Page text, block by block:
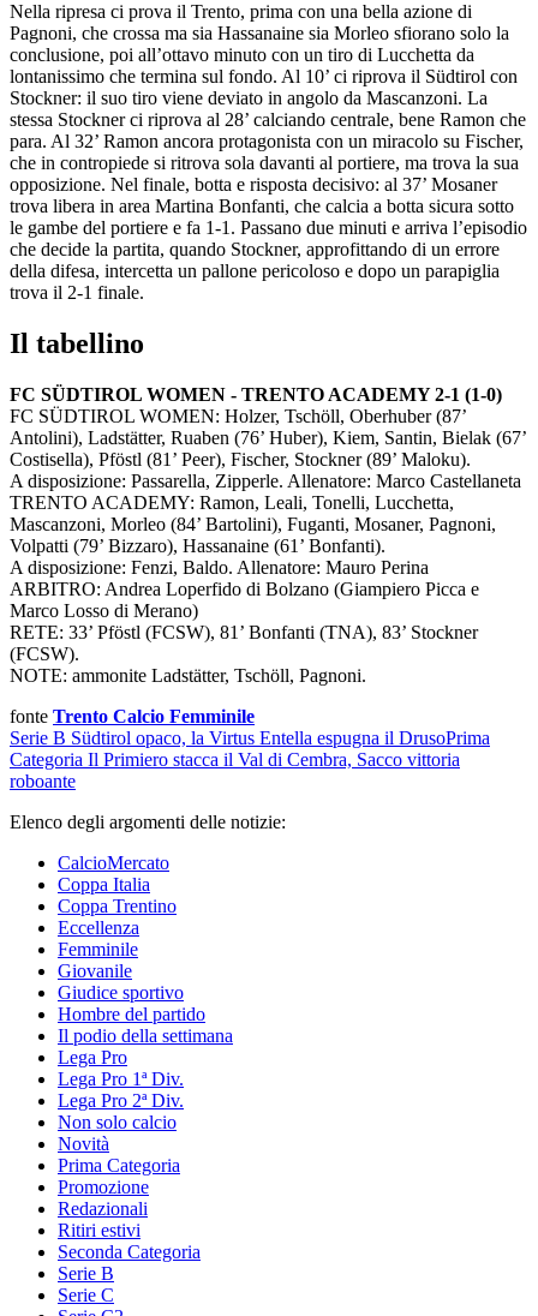
Nella ripresa ci prova il Trento, prima con una bella azione di
Pagnoni, che crossa ma sia Hassanaine sia Morleo sfiorano solo la
conclusione, poi all’ottavo minuto con un tiro di Lucchetta da
lontanissimo che termina sul fondo. Al 10’ ci riprova il Südtirol con
Stockner: il suo tiro viene deviato in angolo da Mascanzoni. La
stessa Stockner ci riprova al 28’ calciando centrale, bene Ramon che
para. Al 32’ Ramon ancora protagonista con un miracolo su Fischer,
che in contropiede si ritrova sola davanti al portiere, ma trova la sua
opposizione. Nel finale, botta e risposta decisivo: al 37’ Mosaner
trova libera in area Martina Bonfanti, che calcia a botta sicura sotto
le gambe del portiere e fa 1-1. Passano due minuti e arriva l’episodio
che decide la partita, quando Stockner, approfittando di un errore
della difesa, intercetta un pallone pericoloso e dopo un parapiglia
trova il 2-1 finale.
Il tabellino
FC SÜDTIROL WOMEN - TRENTO ACADEMY 2-1 (1-0)
FC SÜDTIROL WOMEN: Holzer, Tschöll, Oberhuber (87’
Antolini), Ladstätter, Ruaben (76’ Huber), Kiem, Santin, Bielak (67’
Costisella), Pföstl (81’ Peer), Fischer, Stockner (89’ Maloku).
A disposizione: Passarella, Zipperle. Allenatore: Marco Castellaneta
TRENTO ACADEMY: Ramon, Leali, Tonelli, Lucchetta,
Mascanzoni, Morleo (84’ Bartolini), Fuganti, Mosaner, Pagnoni,
Volpatti (79’ Bizzaro), Hassanaine (61’ Bonfanti).
A disposizione: Fenzi, Baldo. Allenatore: Mauro Perina
ARBITRO: Andrea Loperfido di Bolzano (Giampiero Picca e
Marco Losso di Merano)
RETE: 33’ Pföstl (FCSW), 81’ Bonfanti (TNA), 83’ Stockner
(FCSW).
NOTE: ammonite Ladstätter, Tschöll, Pagnoni.
fonte Trento Calcio Femminile
Serie B Südtirol opaco, la Virtus Entella espugna il DrusoPrima
Categoria Il Primiero stacca il Val di Cembra, Sacco vittoria
roboante
Elenco degli argomenti delle notizie:
CalcioMercato
Coppa Italia
Coppa Trentino
Eccellenza
Femminile
Giovanile
Giudice sportivo
Hombre del partido
Il podio della settimana
Lega Pro
Lega Pro 1ª Div.
Lega Pro 2ª Div.
Non solo calcio
Novità
Prima Categoria
Promozione
Redazionali
Ritiri estivi
Seconda Categoria
Serie B
Serie C